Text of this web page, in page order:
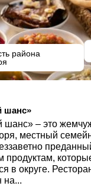
района
шанс»
шанс» ‒ это
местный
продуктам,
в округе.
на...